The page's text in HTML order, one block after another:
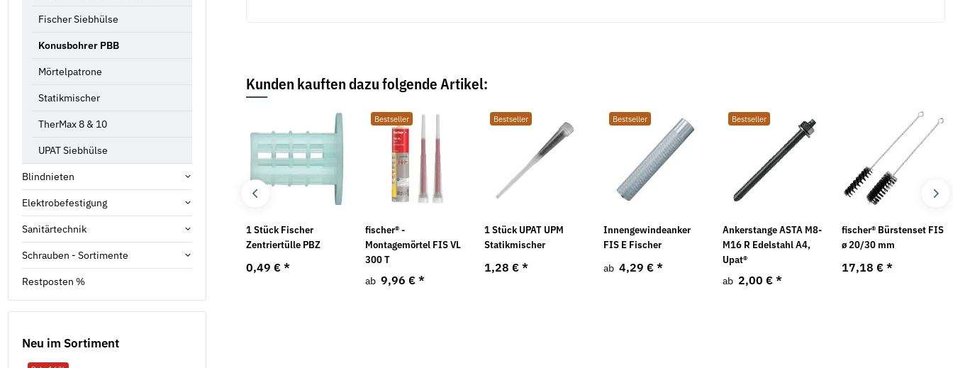
Kunden kauften dazu folgende Artikel:
Bestseller
Flanschmuttern
selbstsichernd DIN
6926 A2
7,59 €*
BRUNOX® Pump-
Sprühflasche -ohne
Inhalt, 500ml
1 Stück Fischer
Zentriertülle PBZ
0,49 €*
Bestseller
fischer® -
Montagemörtel FIS VL
300 T
ab 9,96 € *
Bestseller
1 Stück UPAT UPM
Statikmischer
1,28 €*
Bestseller
Innengewindeanker
FIS E Fischer
ab 4,29 € *
Bestseller
Ankerstange ASTA M8-
M16 R Edelstahl A4,
Upat®
ab 2,00 € *
fischer® Bürstenset FIS
ø 20/30 mm
17,18 €*
Fischer Siebhülse
Konusbohrer PBB
Mörtelpatrone
Statikmischer
TherMax 8 & 10
UPAT Siebhülse
Blindnieten
Elektrobefestigung
Sanitärtechnik
Schrauben - Sortimente
Restposten %
Neu im Sortiment